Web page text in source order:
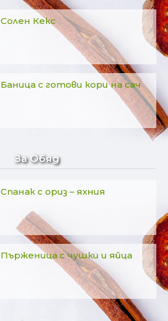
Солен Кекс
Баница с готови кори на сач
За Обяд
Спанак с ориз – яхния
Пърженица с чушки и яйца